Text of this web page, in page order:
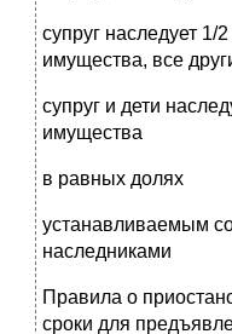
супруг наследует 1/
имущества, все
супруг и дети
имущества
в равных долях
устанавливаемым
наследниками
Правила о
сроки для